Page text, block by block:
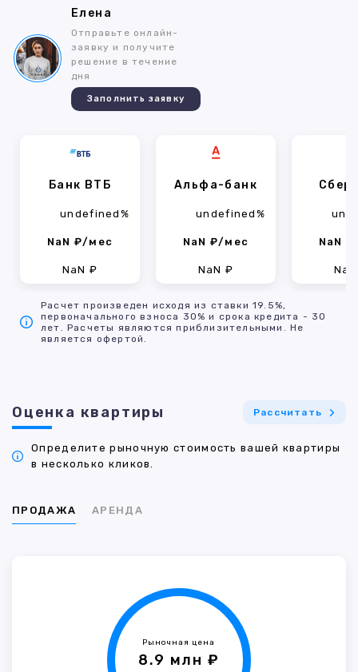
Елена
Отправьте онлайн-
заявку и получите
решение в течение
дня
Заполнить заявку
Банк ВТБ
undefined%
NaN ₽/мес
NaN ₽
Альфа-банк
undefined%
NaN ₽/мес
NaN ₽
NaN
Расчет произведен исходя из ставки 19.5%,
первоначального взноса 30% и срока кредита - 30
лет. Расчеты являются приблизительными. Не
является офертой.
Оценка квартиры Рассчитать
Определите рыночную стоимость вашей квартиры
в несколько кликов.
ПРОДАЖА АРЕНДА
Рыночная цена
8.9 млн ₽